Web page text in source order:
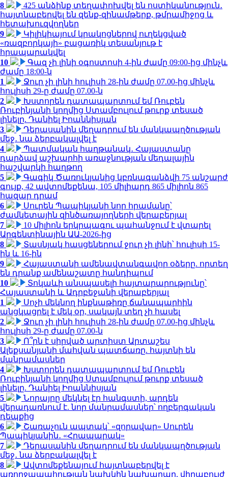
8
425 անձինք տեղափոխվել են ոստիկանություն․
հայտնաբերվել են զենք-զինամթերք, թմրամիջոց և
հետախուզվողներ
9
Կիլիկիայում կրակոցներով ուղեկցված
«ռազբորկայի» բացառիկ տեսանյութ է
հրապարակվել
10
Գազ չի լինի օգոստոսի 4-ին ժամը 09:00-ից մինչև
ժամը 18:00-ն
1
Ջուր չի լինի հուլիսի 28-ին ժամը 07.00-ից մինչև
հուլիսի 29-ը ժամը 07.00-ն
2
Խստորեն դատապարտում եմ Ռուբեն
Ռուբինյանի կողմից Ստամբուլում թուրք տեսած
լինելը. Դանիել Իոաննիսյան
3
Դերասանին մեղադրում են մանկապղծության
մեջ․ նա ձերբակալվել է
4
Պատմական հաղթանակ․ Հայաստանը
դարձավ աշխարհի առաջնության մեդալային
հաշվարկի հաղթող
5
Գագիկ Ծառուկյանից կբռնագանձվի 75 անշարժ
գույք, 42 ավտոմեքենա, 105 միլիարդ 865 միլիոն 865
հազար դրամ
6
Սուրեն Պապիկյանի նոր հրամանը՝
ժամկետային զինծառայողների վերաբերյալ
7
10 միլիոն երկրպագու պահանջում է վտարել
Արգենտինային ԱԱ-2026-ից
8
Տասնյակ հասցեներում ջուր չի լինի՝ հուլիսի 15-
ին և 16-ին
9
Հայաստանի ամենավտանգավոր օձերը. որտեղ
են դրանք ամենաշատը հանդիպում
10
Տոկաևի անսպասելի հայտարարությունը՝
Հայաստանի և Ադրբեջանի վերաբերյալ
1
Սոչի մեկնող ինքնաթիռը ճանապարհին
անցկացրել է մեկ օր, սակայն տեղ չի հասել
2
Ջուր չի լինի հուլիսի 28-ին ժամը 07.00-ից մինչև
հուլիսի 29-ը ժամը 07.00-ն
3
Ո՞րն է սիրված արտիստ Արտաշես
Ալեքսանյանի մահվան պատճառը. հայտնի են
մանրամասներ
4
Խստորեն դատապարտում եմ Ռուբեն
Ռուբինյանի կողմից Ստամբուլում թուրք տեսած
լինելը. Դանիել Իոաննիսյան
5
Նորայրը մեկնել էր հանգստի, արդեն
վերադառնում է. նոր մանրամասներ՝ ողբերգական
դեպքից
6
Շառաչուն ապտակ՝ «զորավար» Սուրեն
Պապիկյանին․ «Հրապարակ»
7
Դերասանին մեղադրում են մանկապղծության
մեջ․ նա ձերբակալվել է
8
Ավտոմեքենայում հայտնաբերվել է
առողջապահության նախկին նախարար, վիրաբույժ